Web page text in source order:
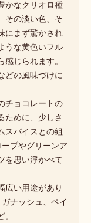
かなクリオロ種
その淡い色、そ
にまず驚かされ
うな黄色いフル
じられます。
どの風味づけに
チョコレートの
ために、少しさ
スパイスとの組
ブやグリーンア
を思い浮かべて
広い用途があり
ナッシュ、ペイ